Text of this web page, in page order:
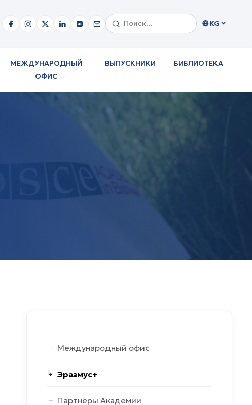
KG
МЕЖДУНАРОДНЫЙ
ОФИС
ВЫПУСКНИКИ БИБЛИОТЕКА
Международный офис
Эразмус+
Партнеры Академии